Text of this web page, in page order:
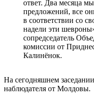
ответ. Два месяца
предложений, все
в соответствии со
надели эти
сопредседатель
комиссии от
Калинёнок.
На сегодняшнем
наблюдателя от Молдовы.